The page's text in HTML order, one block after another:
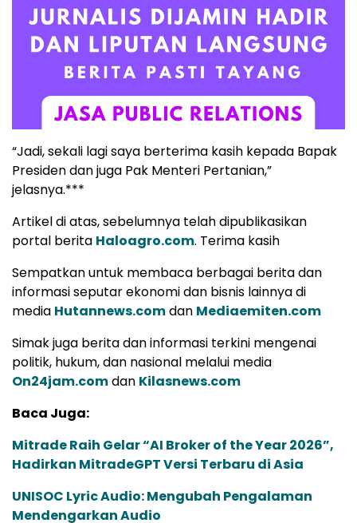
“Jadi, sekali lagi saya berterima kasih kepada Bapak
Presiden dan juga Pak Menteri Pertanian,”
jelasnya.***
Artikel di atas, sebelumnya telah dipublikasikan
portal berita Haloagro.com. Terima kasih
Sempatkan untuk membaca berbagai berita dan
informasi seputar ekonomi dan bisnis lainnya di
media Hutannews.comdan Mediaemiten.com
Simak juga berita dan informasi terkini mengenai
politik, hukum, dan nasional melalui media
On24jam.comdan Kilasnews.com
Baca Juga:
Mitrade Raih Gelar “AI Broker of the Year 2026”,
Hadirkan MitradeGPT Versi Terbaru di Asia
UNISOC Lyric Audio: Mengubah Pengalaman
Mendengarkan Audio